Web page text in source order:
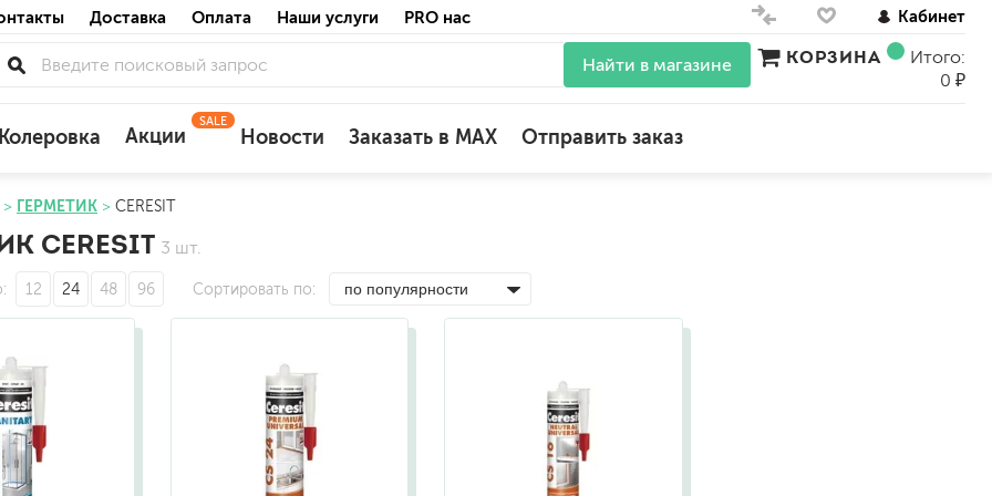
Доставка Оплата Наши услуги PRO нас Кабинет
Найти в магазине КОРЗИНА
Итого:
0 ₽
для минеральных поверхностей
по штукатурке
для кухонь и ванных комнат
поверхностей
акриловые
силиконовые универсальные, нейтральные
Колеровка Акции
SALE
Новости Заказать в MAX Отправить заказ
ГЕРМЕТИК CERESIT
CERESIT 3 шт.
12 24 48 96 Сортировать по